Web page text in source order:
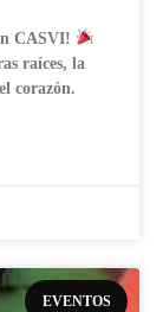
CASVI!
raíces, la
corazón.
EVENTOS